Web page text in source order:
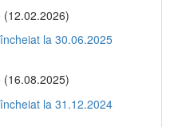
(12.02.2026)
la 30.06.2025
(16.08.2025)
la 31.12.2024